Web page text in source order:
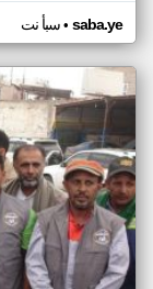
سبأ نت• saba.ye